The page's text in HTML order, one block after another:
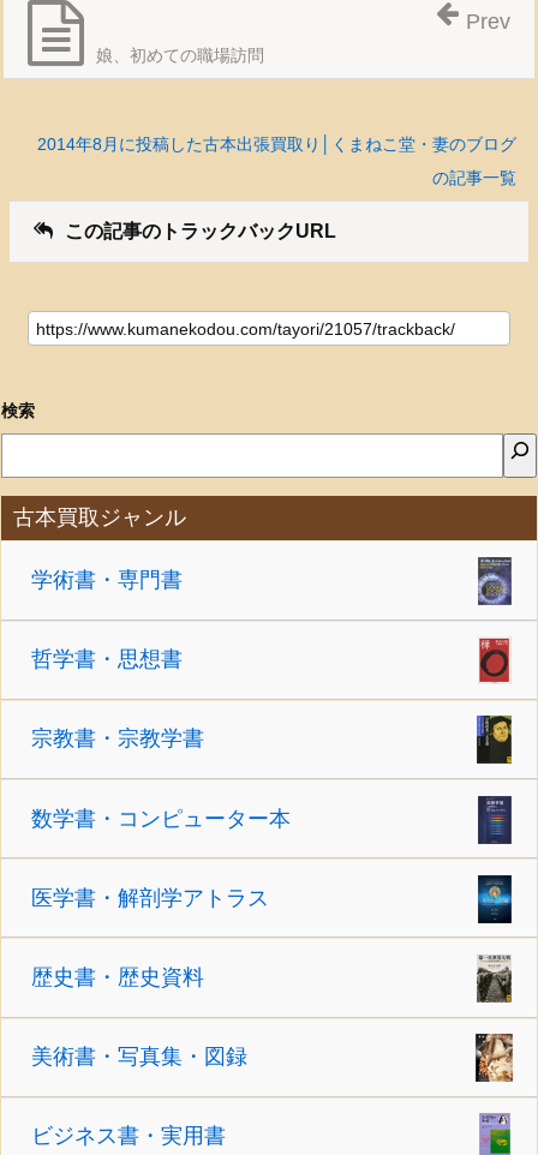
娘、初めての職場訪問
Prev
2014年8月に投稿した古本出張買取り│くまねこ堂・妻のブログ
の記事一覧
この記事のトラックバックURL
検索
古本買取ジャンル
学術書・専門書
哲学書・思想書
宗教書・宗教学書
数学書・コンピューター本
医学書・解剖学アトラス
歴史書・歴史資料
美術書・写真集・図録
ビジネス書・実用書